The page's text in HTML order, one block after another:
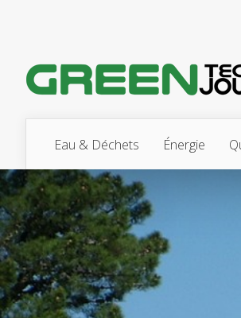
Eau & Déchets Énergie